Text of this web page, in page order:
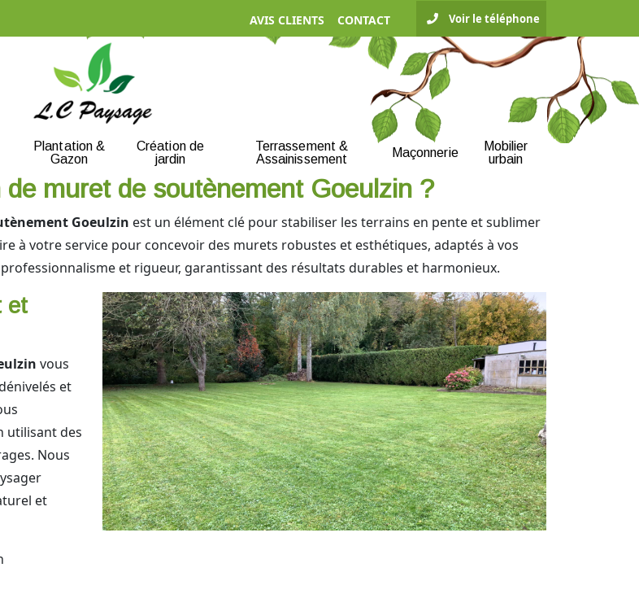
AVIS CLIENTS CONTACT Voir le téléphone
Plantation &
Gazon
Création de
jardin
Terrassement &
Assainissement
Maçonnerie
Mobilier
urbain
muret de soutènement Goeulzin ?
Goeulzin est un élément clé pour stabiliser les terrains en pente et sublimer
à votre service pour concevoir des murets robustes et esthétiques, adaptés à vos
et rigueur, garantissant des résultats durables et harmonieux.
et
vous
et
utilisant des
Nous
et